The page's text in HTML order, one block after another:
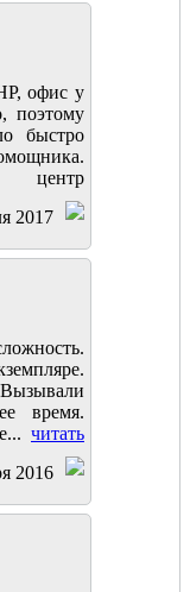
офис у
поэтому
быстро
центр
2017
время.
читать
2016